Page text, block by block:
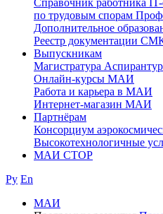
по трудовым спорам
Дополнительное
Реестр документации
Выпускникам
Магистратура
Онлайн-курсы МАИ
Работа и карьера в МАИ
Интернет-магазин МАИ
Партнёрам
Консорциум
Высокотехнологичные
МАИ СТОР
Ру En
МАИ